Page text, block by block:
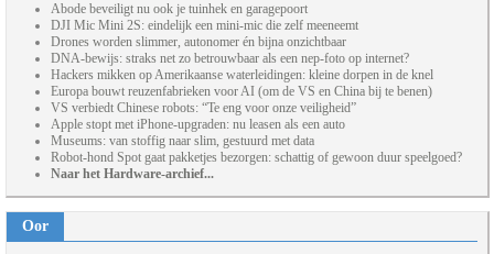
Abode beveiligt nu ook je tuinhek en garagepoort
DJI Mic Mini 2S: eindelijk een mini-mic die zelf meeneemt
Drones worden slimmer, autonomer én bijna onzichtbaar
DNA-bewijs: straks net zo betrouwbaar als een nep-foto op internet?
Hackers mikken op Amerikaanse waterleidingen: kleine dorpen in de knel
Europa bouwt reuzenfabrieken voor AI (om de VS en China bij te benen)
VS verbiedt Chinese robots: “Te eng voor onze veiligheid”
Apple stopt met iPhone-upgraden: nu leasen als een auto
Museums: van stoffig naar slim, gestuurd met data
Robot-hond Spot gaat pakketjes bezorgen: schattig of gewoon duur speelgoed?
Naar het Hardware-archief...
Oor